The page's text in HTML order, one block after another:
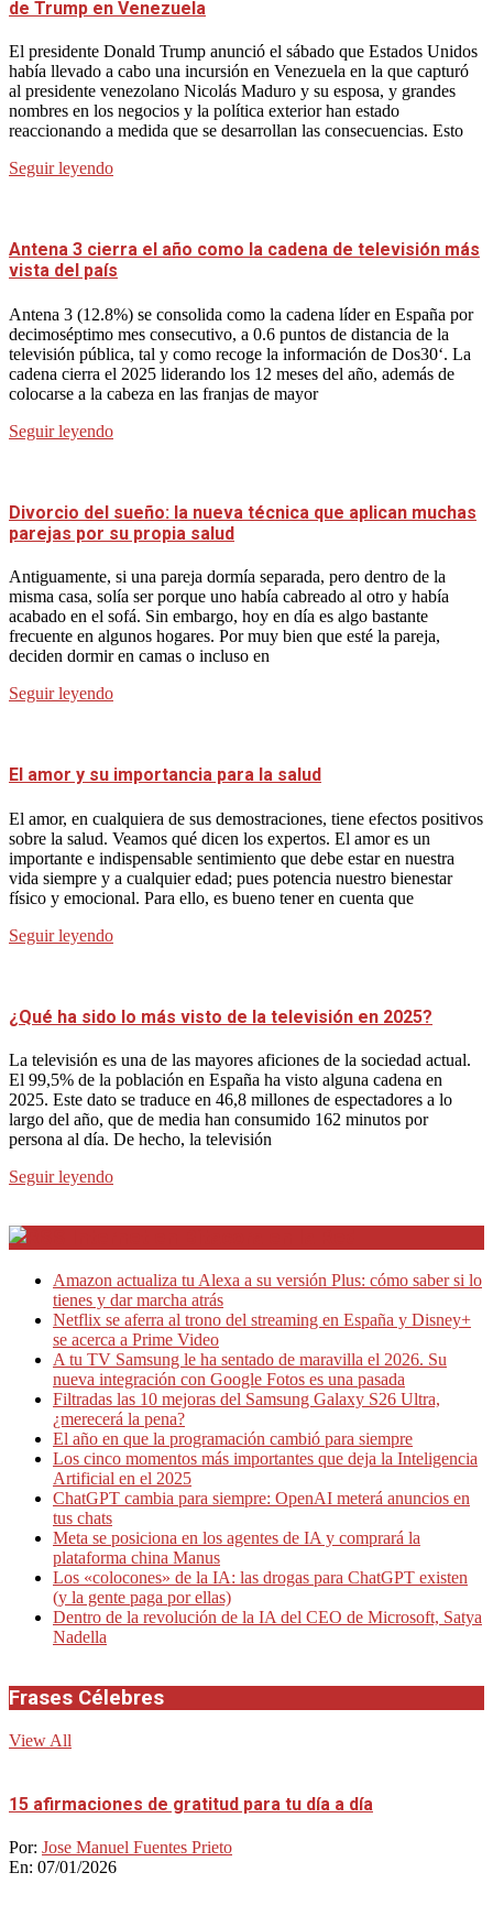
de Trump en Venezuela
El presidente Donald Trump anunció el sábado que Estados Unidos
había llevado a cabo una incursión en Venezuela en la que capturó
al presidente venezolano Nicolás Maduro y su esposa, y grandes
nombres en los negocios y la política exterior han estado
reaccionando a medida que se desarrollan las consecuencias. Esto
Seguir leyendo
Antena 3 cierra el año como la cadena de televisión más
vista del país
Antena 3 (12.8%) se consolida como la cadena líder en España por
decimoséptimo mes consecutivo, a 0.6 puntos de distancia de la
televisión pública, tal y como recoge la información de Dos30‘. La
cadena cierra el 2025 liderando los 12 meses del año, además de
colocarse a la cabeza en las franjas de mayor
Seguir leyendo
Divorcio del sueño: la nueva técnica que aplican muchas
parejas por su propia salud
Antiguamente, si una pareja dormía separada, pero dentro de la
misma casa, solía ser porque uno había cabreado al otro y había
acabado en el sofá. Sin embargo, hoy en día es algo bastante
frecuente en algunos hogares. Por muy bien que esté la pareja,
deciden dormir en camas o incluso en
Seguir leyendo
El amor y su importancia para la salud
El amor, en cualquiera de sus demostraciones, tiene efectos positivos
sobre la salud. Veamos qué dicen los expertos. El amor es un
importante e indispensable sentimiento que debe estar en nuestra
vida siempre y a cualquier edad; pues potencia nuestro bienestar
físico y emocional. Para ello, es bueno tener en cuenta que
Seguir leyendo
¿Qué ha sido lo más visto de la televisión en 2025?
La televisión es una de las mayores aficiones de la sociedad actual.
El 99,5% de la población en España ha visto alguna cadena en
2025. Este dato se traduce en 46,8 millones de espectadores a lo
largo del año, que de media han consumido 162 minutos por
persona al día. De hecho, la televisión
Seguir leyendo
Amazon actualiza tu Alexa a su versión Plus: cómo saber si lo
tienes y dar marcha atrás
Netflix se aferra al trono del streaming en España y Disney+
se acerca a Prime Video
A tu TV Samsung le ha sentado de maravilla el 2026. Su
nueva integración con Google Fotos es una pasada
Filtradas las 10 mejoras del Samsung Galaxy S26 Ultra,
¿merecerá la pena?
El año en que la programación cambió para siempre
Los cinco momentos más importantes que deja la Inteligencia
Artificial en el 2025
ChatGPT cambia para siempre: OpenAI meterá anuncios en
tus chats
Meta se posiciona en los agentes de IA y comprará la
plataforma china Manus
Los «colocones» de la IA: las drogas para ChatGPT existen
(y la gente paga por ellas)
Dentro de la revolución de la IA del CEO de Microsoft, Satya
Nadella
Frases Célebres
View All
15 afirmaciones de gratitud para tu día a día
Por: Jose Manuel Fuentes Prieto
En: 07/01/2026